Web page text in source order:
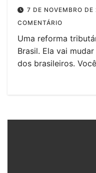
7 DE NOVEMBRO
COMENTÁRIO
Uma reforma
Brasil. Ela vai
dos brasileiros.